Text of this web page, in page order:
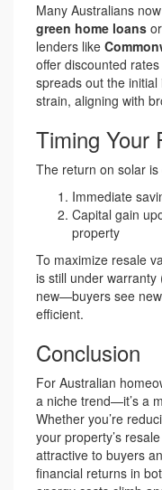
Many Australians
green home loans or
lenders like
offer discounted
spreads out the
strain, aligning with
Timing Your
The return on solar
Immediate
Capital gain
property
To maximize resale
is still under
new—buyers see
efficient.
Conclusion
For Australian
a niche trend—it’s a
Whether you’re
your property’s
attractive to buyers
financial returns in